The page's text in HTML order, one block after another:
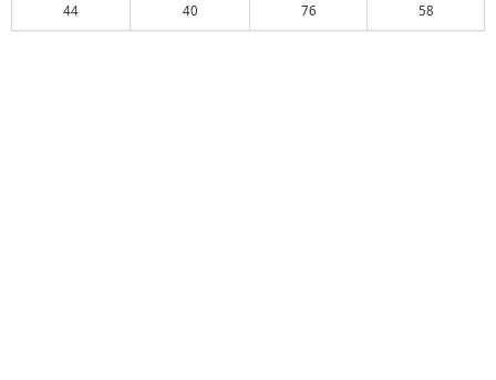
44 40 76 58